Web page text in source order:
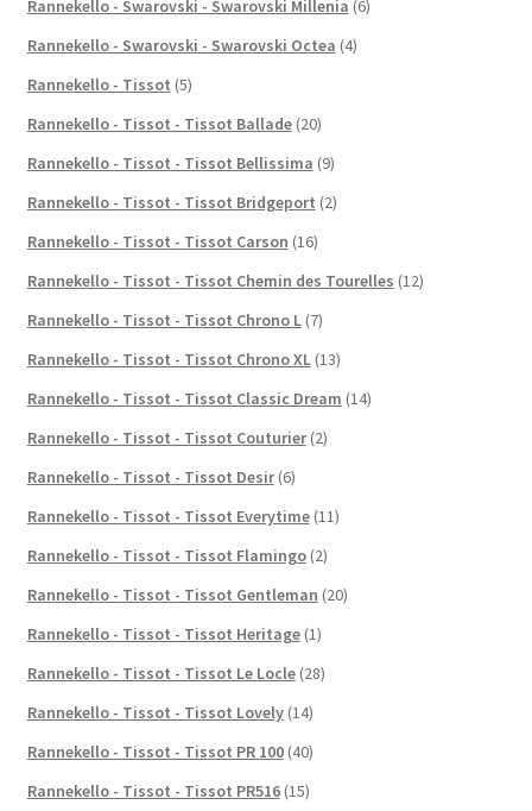
Rannekello - Swarovski - Swarovski Millenia (6)
Rannekello - Swarovski - Swarovski Octea (4)
Rannekello - Tissot (5)
Rannekello - Tissot - Tissot Ballade (20)
Rannekello - Tissot - Tissot Bellissima (9)
Rannekello - Tissot - Tissot Bridgeport (2)
Rannekello - Tissot - Tissot Carson (16)
Rannekello - Tissot - Tissot Chemin des Tourelles (12)
Rannekello - Tissot - Tissot Chrono L (7)
Rannekello - Tissot - Tissot Chrono XL (13)
Rannekello - Tissot - Tissot Classic Dream (14)
Rannekello - Tissot - Tissot Couturier (2)
Rannekello - Tissot - Tissot Desir (6)
Rannekello - Tissot - Tissot Everytime (11)
Rannekello - Tissot - Tissot Flamingo (2)
Rannekello - Tissot - Tissot Gentleman (20)
Rannekello - Tissot - Tissot Heritage (1)
Rannekello - Tissot - Tissot Le Locle (28)
Rannekello - Tissot - Tissot Lovely (14)
Rannekello - Tissot - Tissot PR 100 (40)
Rannekello - Tissot - Tissot PR516 (15)